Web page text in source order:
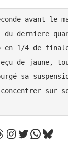
avant le
du derniere
1/4 de
de jaune,
sa
sur
Instagram
Twitter